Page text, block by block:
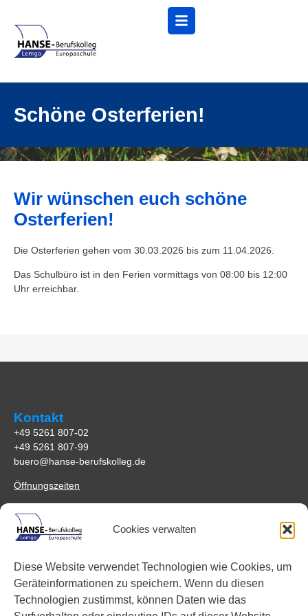
Cookies verwalten
Diese Website verwendet Technologien wie Cookies, um
Geräteinformationen zu speichern. Wenn du diesen
Technologien zustimmst, können Daten wie das
Menü
Schöne Osterferien!
Wir wünschen euch schöne
Osterferien!
Die Osterferien gehen vom 30.03.2026 bis zum 11.04.2026.
Das Schulbüro ist in den Ferien vormittags von 08:00 bis 12:00
Uhr erreichbar.
Kontakt
+49 5261 807-02
+49 5261 807-99
buero@hanse-berufskolleg.de
Öffnungszeiten
Anfahrt
HANSE-Berufskolleg Lemgo
32657 Lemgo